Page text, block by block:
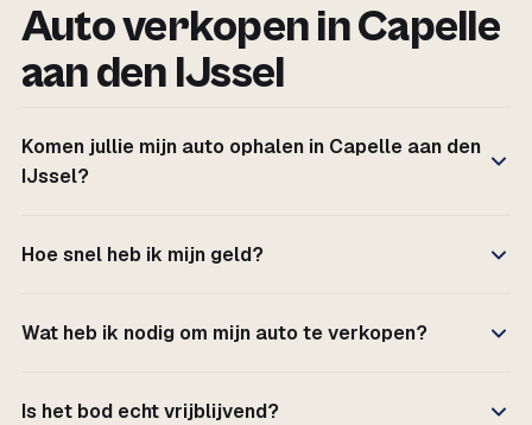
Auto verkopen in Capelle
aan den IJssel
Komen jullie mijn auto ophalen in Capelle aan den
IJssel?
Hoe snel heb ik mijn geld?
Wat heb ik nodig om mijn auto te verkopen?
Is het bod echt vrijblijvend?